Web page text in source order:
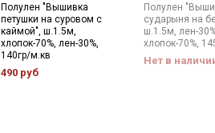
Полулен "Вышивка
петушки на суровом с
каймой", ш.1.5м,
хлопок-70%, лен-30%,
140гр/м.кв
490 руб
Полулен
сударыня на
ш.1.5м, лен-
хлопок-70%,
Нет в
Подписаться